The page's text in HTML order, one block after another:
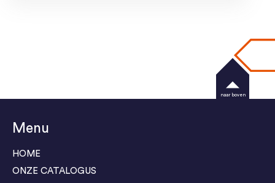
Menu
HOME
ONZE CATALOGUS
naar boven